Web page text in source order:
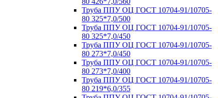
Труба ППУ ОЦ ГОСТ 10704-91/10705-
80 325*7,0/500
Труба ППУ ОЦ ГОСТ 10704-91/10705-
80 325*7,0/450
Труба ППУ ОЦ ГОСТ 10704-91/10705-
80 273*7,0/450
Труба ППУ ОЦ ГОСТ 10704-91/10705-
80 273*7,0/400
Труба ППУ ОЦ ГОСТ 10704-91/10705-
80 219*6,0/355